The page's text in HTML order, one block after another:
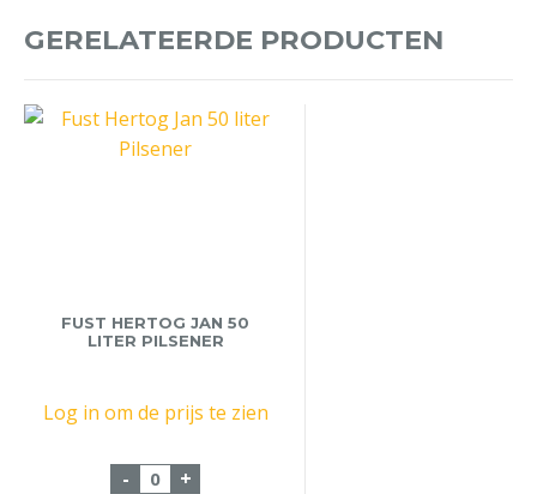
GERELATEERDE PRODUCTEN
FUST HERTOG JAN 50
LITER PILSENER
Log in om de prijs te zien
- Fust Hertog Jan 50 liter Pilsener aantal
+